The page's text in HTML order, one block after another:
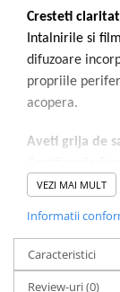
Cresteti
Intalnirile si
difuzoare
propriile
acopera.
Aveti grija de
protejeaza
Imbunatatiti
Conectarea
VEZI MAI MULT
Informatii
Caracteristici
Review-uri(0)